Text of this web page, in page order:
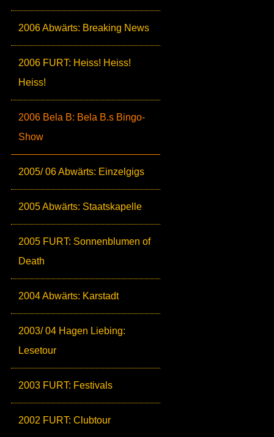
2006 Abwärts: Breaking News
2006 FURT: Heiss! Heiss!
Heiss!
2006 Bela B: Bela B.s Bingo-
Show
2005/ 06 Abwärts: Einzelgigs
2005 Abwärts: Staatskapelle
2005 FURT: Sonnenblumen of
Death
2004 Abwärts: Karstadt
2003/ 04 Hagen Liebing:
Lesetour
2003 FURT: Festivals
2002 FURT: Clubtour